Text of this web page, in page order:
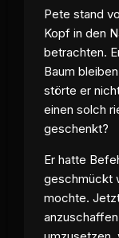
Pete stand
Kopf in den
betrachten.
Baum
störte er
einen solch
geschenkt?
Er hatte
geschmückt
mochte.